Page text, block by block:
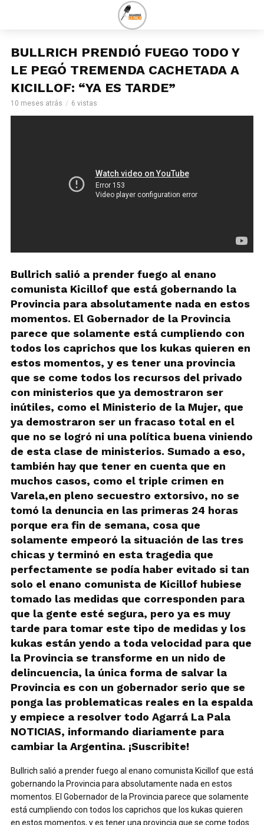
BULLRICH PRENDIÓ FUEGO TODO Y
LE PEGÓ TREMENDA CACHETADA A
KICILLOF: “YA ES TARDE”
10 meses atrás 6 vistas
Bullrich salió a prender fuego al enano
comunista Kicillof que está gobernando la
Provincia para absolutamente nada en estos
momentos. El Gobernador de la Provincia
parece que solamente está cumpliendo con
todos los caprichos que los kukas quieren en
estos momentos, y es tener una provincia
que se come todos los recursos del privado
con ministerios que ya demostraron ser
inútiles, como el Ministerio de la Mujer, que
ya demostraron ser un fracaso total en el
que no se logró ni una política buena viniendo
de esta clase de ministerios. Sumado a eso,
también hay que tener en cuenta que en
muchos casos, como el triple crimen en
Varela,en pleno secuestro extorsivo, no se
tomó la denuncia en las primeras 24 horas
porque era fin de semana, cosa que
solamente empeoró la situación de las tres
chicas y terminó en esta tragedia que
perfectamente se podía haber evitado si tan
solo el enano comunista de Kicillof hubiese
tomado las medidas que corresponden para
que la gente esté segura, pero ya es muy
tarde para tomar este tipo de medidas y los
kukas están yendo a toda velocidad para que
la Provincia se transforme en un nido de
delincuencia, la única forma de salvar la
Provincia es con un gobernador serio que se
ponga las problematicas reales en la espalda
y empiece a resolver todo Agarrá La Pala
NOTICIAS, informando diariamente para
cambiar la Argentina. ¡Suscribite!
Bullrich salió a prender fuego al enano comunista Kicillof que está
gobernando la Provincia para absolutamente nada en estos
momentos. El Gobernador de la Provincia parece que solamente
está cumpliendo con todos los caprichos que los kukas quieren
en estos momentos, y es tener una provincia que se come todos